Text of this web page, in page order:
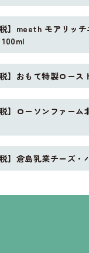
税】meeth モアリッ
】おもて特製ロース
】ローソンファーム
】倉島乳業チーズ・